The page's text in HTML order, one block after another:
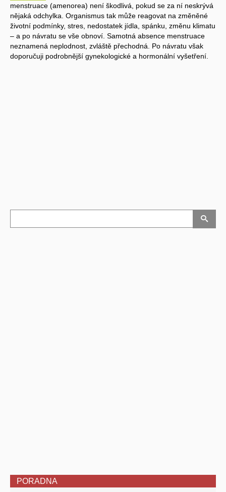
menstruace (amenorea) není škodlivá, pokud se za ní neskrývá
nějaká odchylka. Organismus tak může reagovat na změněné
životní podmínky, stres, nedostatek jídla, spánku, změnu klimatu
– a po návratu se vše obnoví. Samotná absence menstruace
neznamená neplodnost, zvláště přechodná. Po návratu však
doporučuji podrobnější gynekologické a hormonální vyšetření.
PORADNA